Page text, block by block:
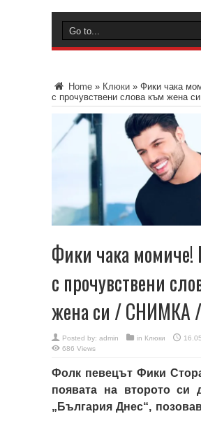
Home » Клюки » Фики чака
с прочувствени слова към жена
Фики чака момиче!
с прочувствени
жена си / СНИМКА /
Posted by: admin in Клюки
686 Views
Фолк певецът Фики
появата на второто си
„България Днес“,